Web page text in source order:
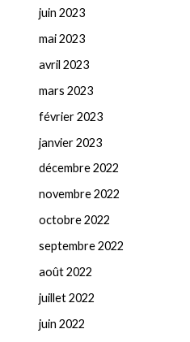
juin 2023
mai 2023
avril 2023
mars 2023
février 2023
janvier 2023
décembre 2022
novembre 2022
octobre 2022
septembre 2022
août 2022
juillet 2022
juin 2022